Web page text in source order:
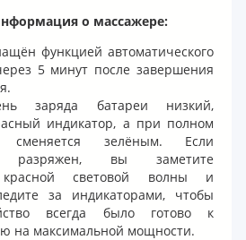
о массажере:
функцией автоматического
5 минут после завершения
заряда батареи низкий,
индикатор, а при полном
зелёным. Если
разряжен, вы заметите
красной световой волны и
за индикаторами, чтобы
всегда было готово к
на максимальной мощности.